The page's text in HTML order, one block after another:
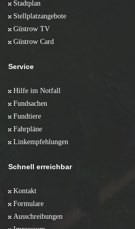
Stadtplan
Stellplatzangebote
Güstrow TV
Güstrow Card
Service
Hilfe im Notfall
Fundsachen
Fundtiere
Fahrpläne
Linkempfehlungen
Schnell erreichbar
Kontakt
Formulare
Ausschreibungen